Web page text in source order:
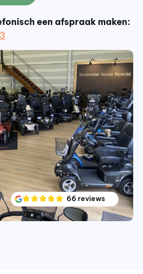
een afspraak maken:
66 reviews